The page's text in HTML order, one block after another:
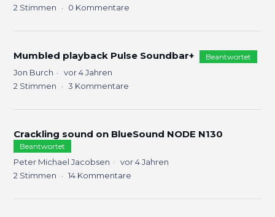
2 Stimmen 0 Kommentare
Mumbled playback Pulse Soundbar+ Beantwortet
Jon Burch
vor 4 Jahren
2 Stimmen 3 Kommentare
Crackling sound on BlueSound NODE N130
Beantwortet
Peter Michael Jacobsen
vor 4 Jahren
2 Stimmen 14 Kommentare